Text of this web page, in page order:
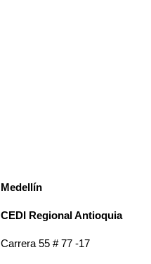
Medellín
CEDI Regional Antioquia
Carrera 55 # 77 -17